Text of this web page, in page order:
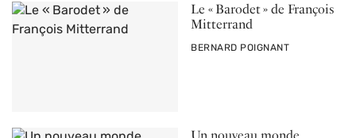
Le « Barodet » de François
Mitterrand
PAR
BERNARD POIGNANT